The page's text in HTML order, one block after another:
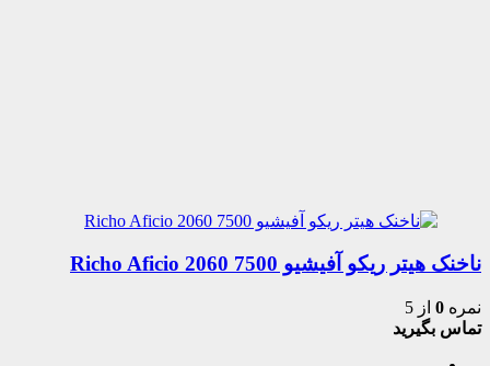
ناخنک هیتر ریکو آفیشیو 7500 2060 Richo Aficio
نمره 0 از 5
تماس بگیرید